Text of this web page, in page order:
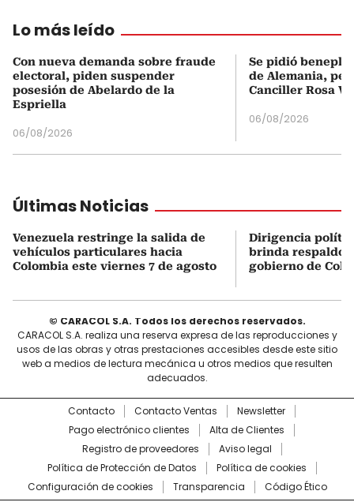
Lo más leído
Con nueva demanda sobre fraude
electoral, piden suspender
posesión de Abelardo de la
Espriella
06/08/2026
Se pidió
de Alemania,
Canciller Rosa
06/08/2026
Últimas Noticias
Venezuela restringe la salida de
vehículos particulares hacia
Colombia este viernes 7 de agosto
Dirigencia
brinda respaldo
gobierno de
© CARACOL S.A. Todos los derechos reservados.
CARACOL S.A. realiza una reserva expresa de las reproducciones y
usos de las obras y otras prestaciones accesibles desde este sitio
web a medios de lectura mecánica u otros medios que resulten
adecuados.
Contacto Contacto Ventas
Newsletter
Pago electrónico clientes
Alta de Clientes
Registro de proveedores
Aviso legal
Política de Protección de Datos
Política de cookies
Configuración de cookies
Transparencia Código Ético